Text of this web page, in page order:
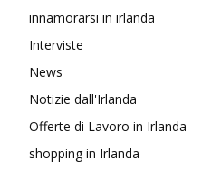
innamorarsi in irlanda
Interviste
News
Notizie dall'Irlanda
Offerte di Lavoro in Irlanda
shopping in Irlanda